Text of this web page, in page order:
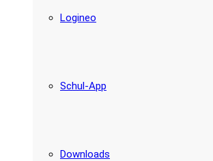
Logineo
Schul-App
Downloads